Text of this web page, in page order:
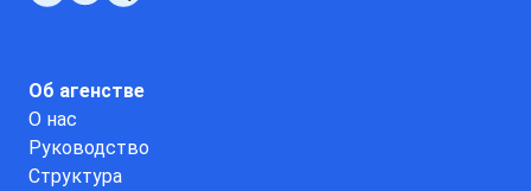
Об агенстве
О нас
Руководство
Структура